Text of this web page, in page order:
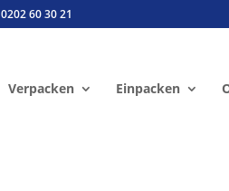
0202 60 30 21
Verpacken Einpacken